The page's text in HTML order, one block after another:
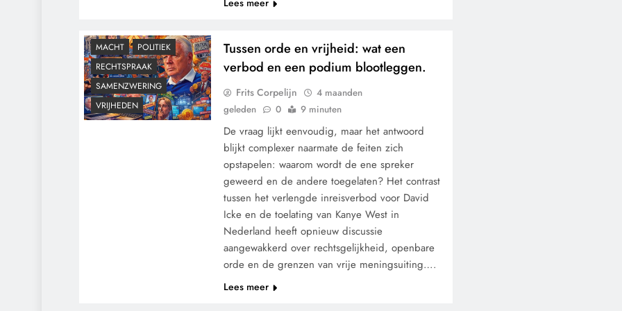
Lees meer
MACHT
POLITIEK
RECHTSPRAAK
SAMENZWERING
VRIJHEDEN
Tussen orde en vrijheid: wat een
verbod en een podium blootleggen.
Frits Corpelijn
4 maanden
geleden
0 9 minuten
De vraag lijkt eenvoudig, maar het antwoord
blijkt complexer naarmate de feiten zich
opstapelen: waarom wordt de ene spreker
geweerd en de andere toegelaten? Het contrast
tussen het verlengde inreisverbod voor David
Icke en de toelating van Kanye West in
Nederland heeft opnieuw discussie
aangewakkerd over rechtsgelijkheid, openbare
orde en de grenzen van vrije meningsuiting….
Lees meer